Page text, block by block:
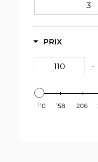
3
4 0/8
4 1/2
PRIX
-
110 158 206